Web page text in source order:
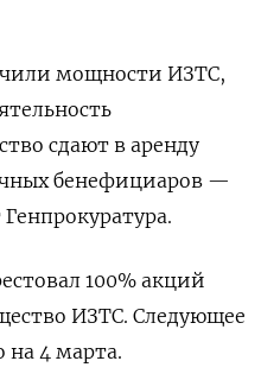
мощности ИЗТС,
сдают в аренду
бенефициаров —
100% акций
ИЗТС. Следующее
на 4 марта.